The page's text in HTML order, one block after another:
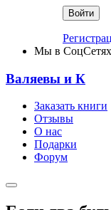
Мы в СоцСетях
Валяевы и К
Заказать книги
Отзывы
О нас
Подарки
Форум